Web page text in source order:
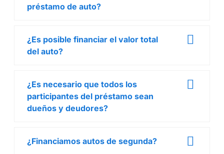
préstamo de auto?
¿Es posible financiar el valor total
del auto?
¿Es necesario que todos los
participantes del préstamo sean
dueños y deudores?
¿Financiamos autos de segunda?